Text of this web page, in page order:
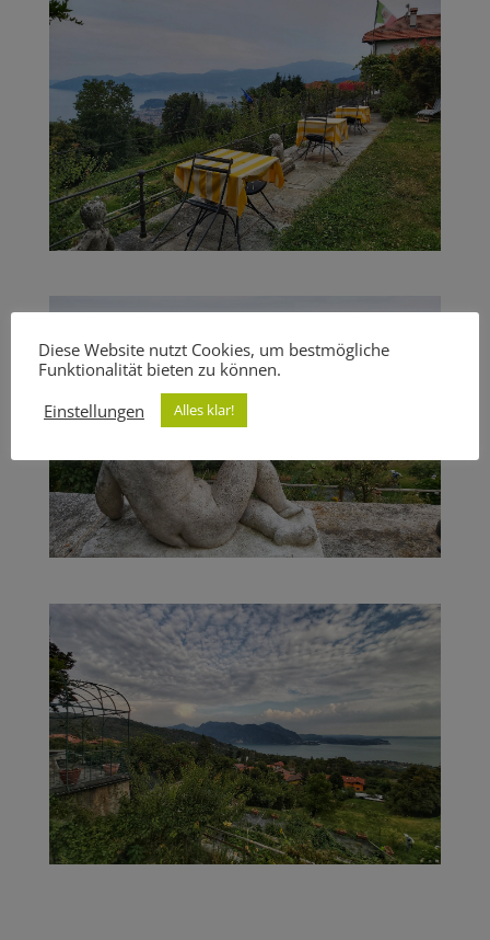
Diese Website nutzt Cookies, um bestmögliche
Funktionalität bieten zu können.
Einstellungen
Alles klar!